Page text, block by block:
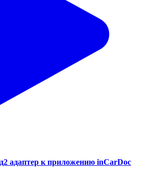
адаптер к приложению inCarDoc